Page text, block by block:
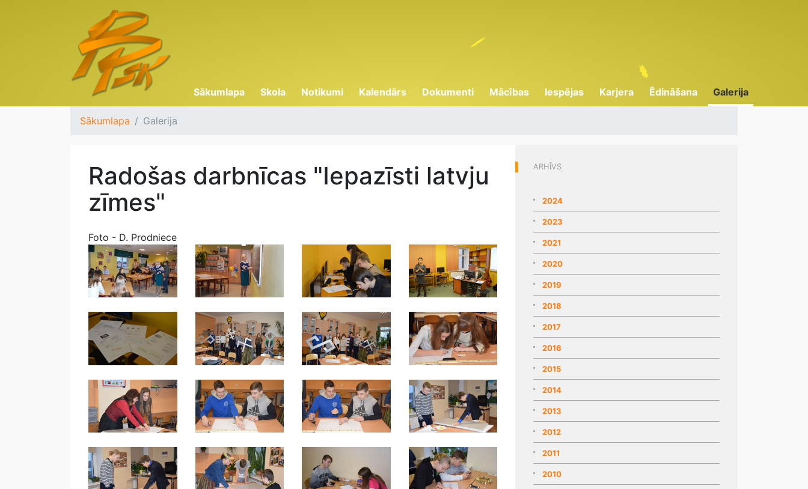
Sākumlapa Skola Notikumi Kalendārs Dokumenti Mācības Iespējas Karjera Ēdināšana Galerija
Sākumlapa Galerija
Radošas darbnīcas "Iepazīsti latvju
zīmes"
Foto - D. Prodniece
ARHĪVS
2024
2023
2021
2020
2019
2018
2017
2016
2015
2014
2013
2012
2011
2010